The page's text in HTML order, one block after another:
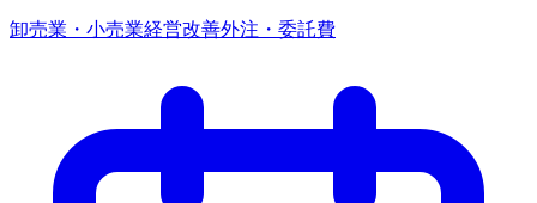
卸売業・小売業経営改善外注・委託費